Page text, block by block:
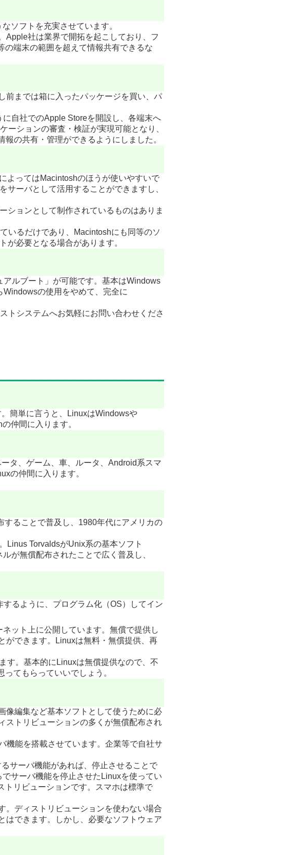
ソフトを充実させています。
Apple社は業界で開拓を起こしており、フ
端末の範囲を超えて情報共有できるな
前までは箱に入ったパッケージを買い、パ
自社でのApple Storeを開設し、各端末へ
ーションの審査・検証が実現可能となり、
の共有・管理ができるようにしました。
よってはMacintoshのほうが使いやすいで
ーバとして活用することができますし、
ションとして制作されているものはありま
いるだけであり、Macintoshにも同等のソ
が必要となる場合があります。
ルブート」が可能です。基本はWindows
の使用をやめて、完全に
トシステムへお気軽にお問い合わせくださ
簡単に言うと、LinuxはWindowsや
仲間に入ります。
タ、ゲーム、車、ルータ、Android系スマ
の仲間に入ります。
することで普及し、1980年代にアメリカの
Linus TorvaldsがUnix系の基本ソフト
が無償配布されたことで広く普及し、
るように、プログラム化（OS）してイン
ット上に公開しています。無償で提供し
ができます。Linuxは無料・無償提供、再
す。基本的にLinuxは無償提供なので、不
てもらっていいでしょう。
像編集など基本ソフトとして使うために必
ストリビューションの多くが無償配布され
機能を搭載させています。企業等で自社サ
サーバ機能があれば、停止させることで
サーバ機能を停止させたLinuxを使ってい
トリビューションです。スマホは標準で
。ディストリビューションを使わない場合
はできます。しかし、必要なソフトウェア